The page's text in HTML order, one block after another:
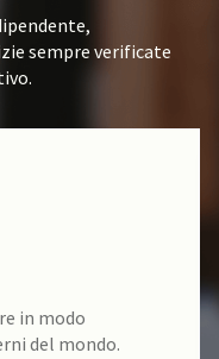
sempre verificate
in modo
del mondo.